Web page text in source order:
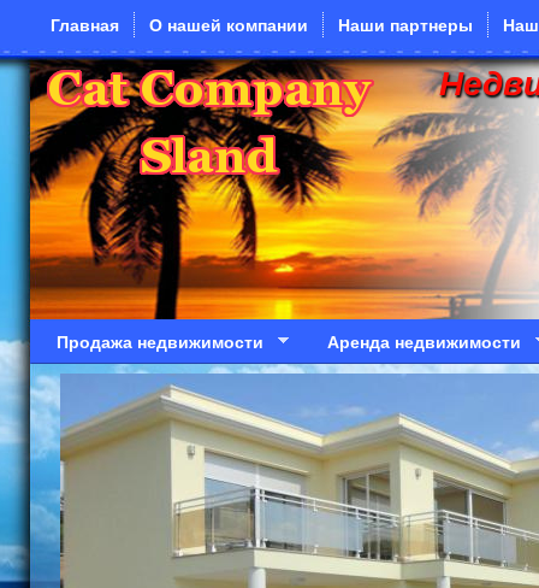
Перейти к основному содержанию
Главная О нашей компании Наши партнеры
Продажа недвижимости Аренда недвижимости